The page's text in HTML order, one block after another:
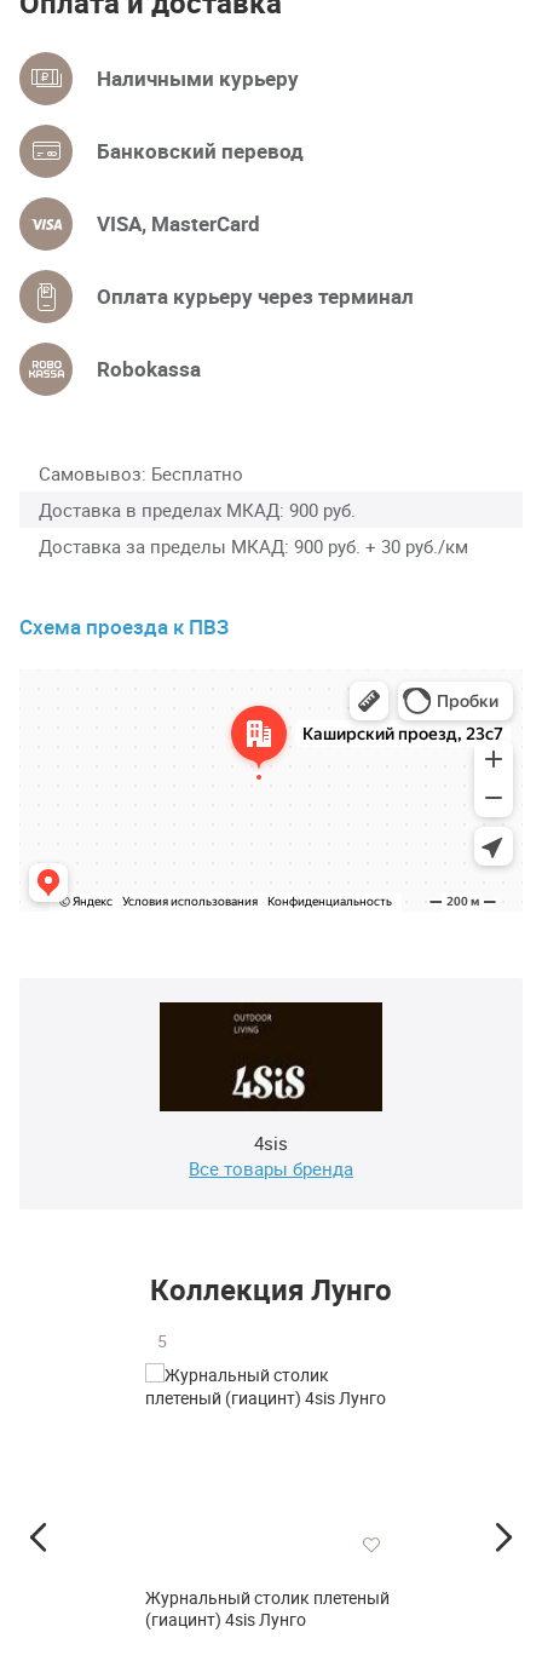
Наличными курьеру
Банковский перевод
VISA, MasterCard
Оплата курьеру через терминал
Robokassa
Самовывоз Бесплатно
Доставка в пределах МКАД 900 руб.
Доставка за пределы МКАД 900 руб. + 30 руб./км
Схема проезда к ПВЗ
4sis
Все товары бренда
Коллекция Лунго
5
Журнальный столик плетеный
(гиацинт) 4sis Лунго